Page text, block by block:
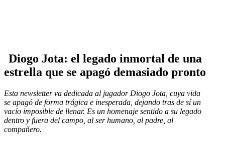
Diogo Jota: el legado inmortal de una
estrella que se apagó demasiado pronto
Esta newsletter va dedicada al jugador Diogo Jota, cuya vida
se apagó de forma trágica e inesperada, dejando tras de sí un
vacío imposible de llenar. Es un homenaje sentido a su legado
dentro y fuera del campo, al ser humano, al padre, al
compañero.